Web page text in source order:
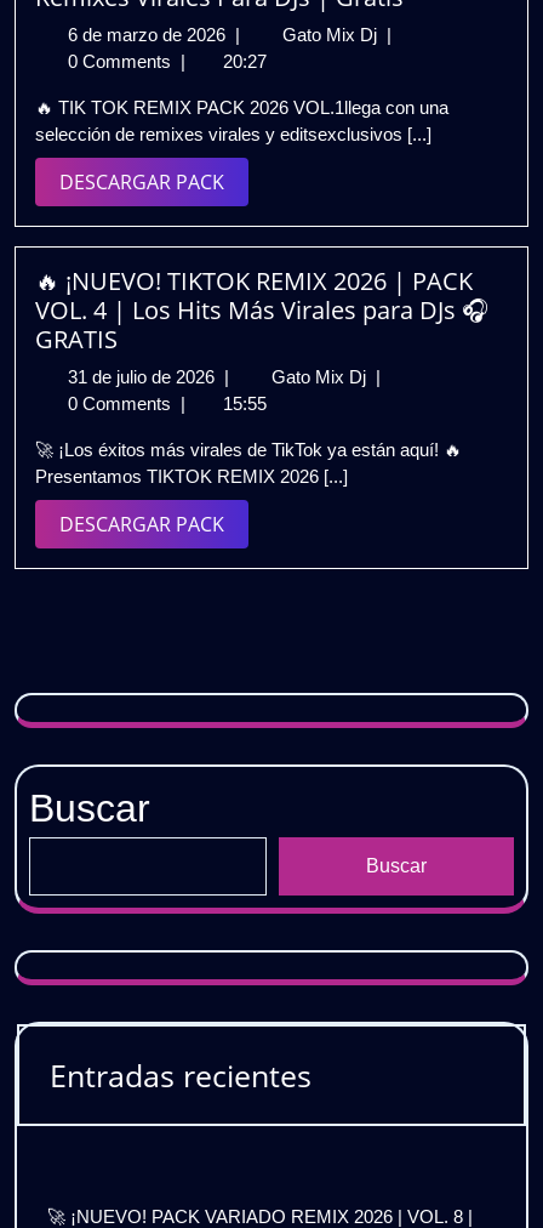
6 de marzo de 2026 6
de
de
2026
| Gato Mix Dj TIK
PACK
2026
Virales
Para
DJs
|
0 Comments | 20:27
🔥 TIK TOK REMIX PACK 2026 VOL.1llega con una
selección de remixes virales y editsexclusivos [...]
DESCARGAR PACKDESCARGAR
PACK
🔥 ¡NUEVO! TIKTOK REMIX 2026 | PACK
VOL. 4 | Los Hits Más Virales para DJs 🎧
GRATIS
31 de julio de 2026 31
de
de
2026
| Gato Mix Dj 🔥
REMIX
Más
Virales
|
0 Comments | 15:55
🚀 ¡Los éxitos más virales de TikTok ya están aquí! 🔥
Presentamos TIKTOK REMIX 2026 [...]
DESCARGAR PACKDESCARGAR
PACK
Buscar
Buscar
Entradas recientes
🚀 ¡NUEVO! PACK VARIADO REMIX 2026 | VOL. 8 |